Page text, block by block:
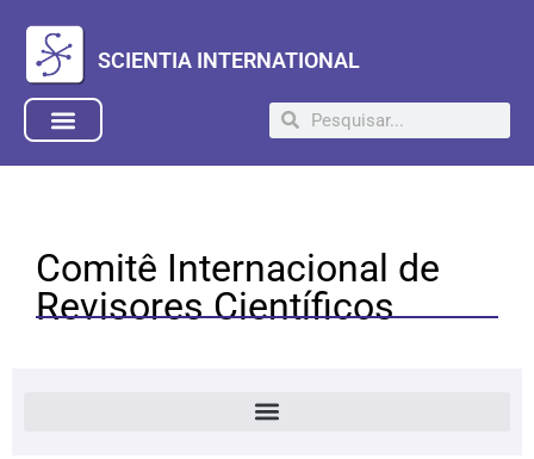
SCIENTIA INTERNATIONAL
Comitê Internacional de
Revisores Científicos